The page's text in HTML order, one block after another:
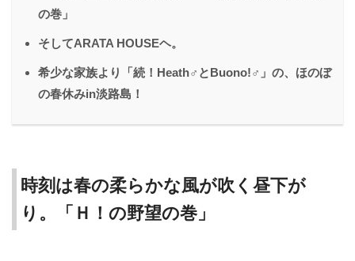
の巻」
そしてARATA HOUSEヘ。
希少な家族より「続！Heath♂とBuono!♂」の、ほのぼ
の春休みin淡路島！
時刻は春の柔らかな風が吹く昼下が
り。「Ｈ！の野望の巻」